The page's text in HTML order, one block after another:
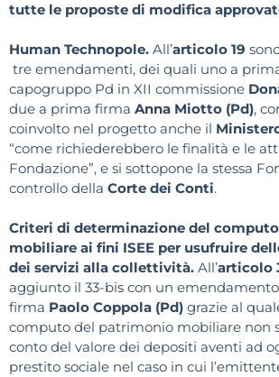
tutte le proposte di modifica
Human Technopole. All’articolo 19
tre emendamenti, dei quali uno a
capogruppo Pd in XII commissione
due a prima firma Anna Miotto (Pd),
coinvolto nel progetto anche il
“come richiederebbero le finalità e le
Fondazione”, e si sottopone la stessa
controllo della Corte dei Conti.
Criteri di determinazione del
mobiliare ai fini ISEE per usufruire
dei servizi alla collettività. All’articolo
aggiunto il 33-bis con un
firma Paolo Coppola (Pd) grazie al
computo del patrimonio mobiliare non
conto del valore dei depositi aventi ad
prestito sociale nel caso in cui